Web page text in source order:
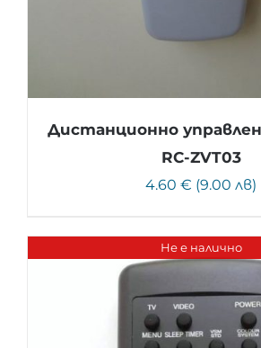
Дистанционно
RC-ZVT03
4.60 € (9.00 лв)
Не е налично